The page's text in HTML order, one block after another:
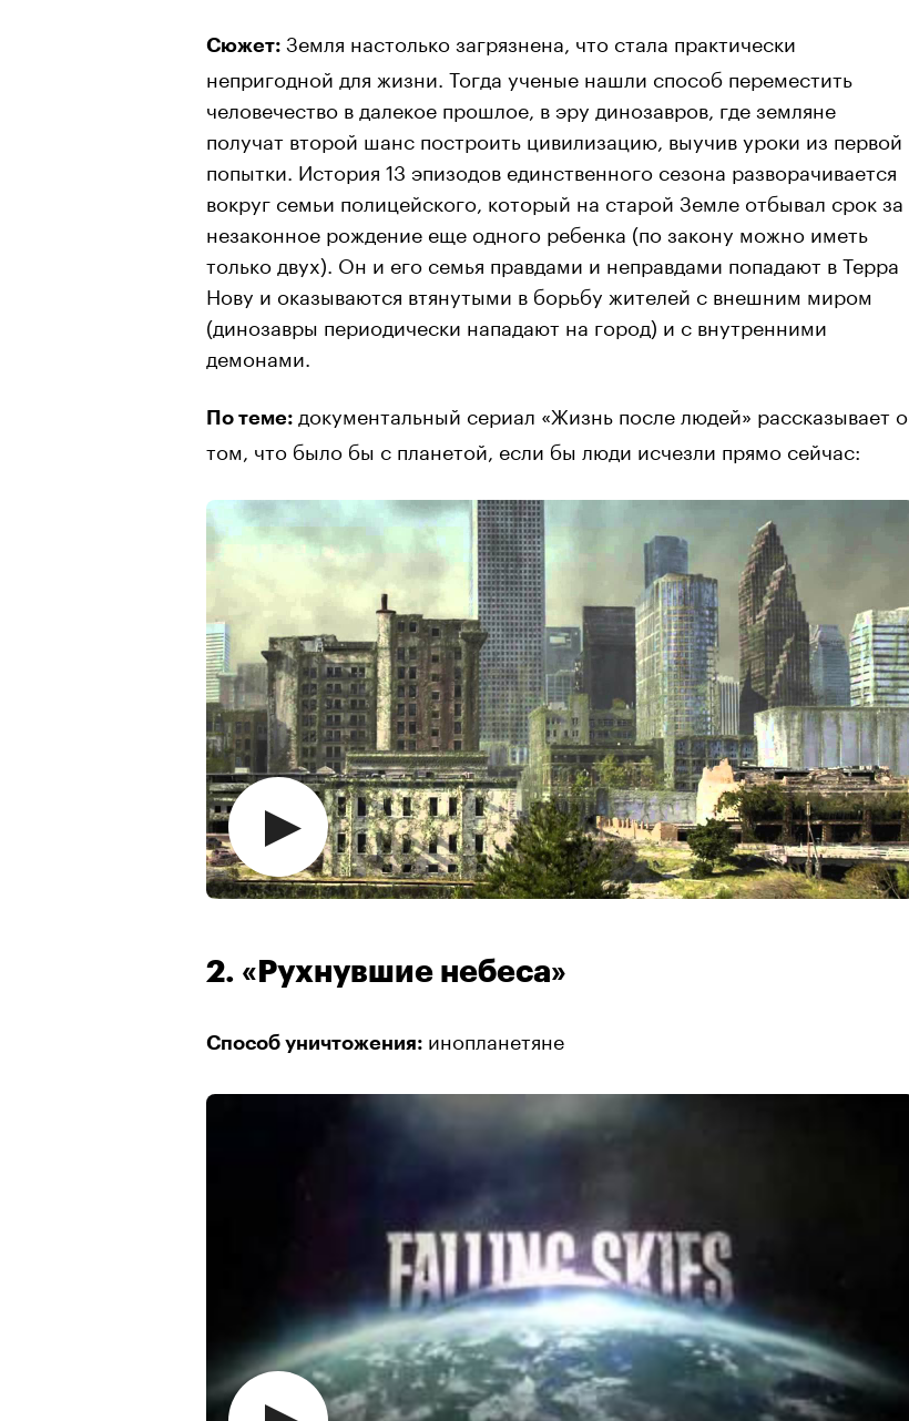
Сюжет: Земля настолько загрязнена, что стала практически
непригодной для жизни. Тогда ученые нашли способ переместить
человечество в далекое прошлое, в эру динозавров, где земляне
получат второй шанс построить цивилизацию, выучив уроки из первой
попытки. История 13 эпизодов единственного сезона разворачивается
вокруг семьи полицейского, который на старой Земле отбывал срок за
незаконное рождение еще одного ребенка (по закону можно иметь
только двух). Он и его семья правдами и неправдами попадают в Терра
Нову и оказываются втянутыми в борьбу жителей с внешним миром
(динозавры периодически нападают на город) и с внутренними
демонами.
По теме: документальный сериал «Жизнь после людей» рассказывает о
том, что было бы с планетой, если бы люди исчезли прямо сейчас:
2. «Рухнувшие небеса»
Способ уничтожения: инопланетяне